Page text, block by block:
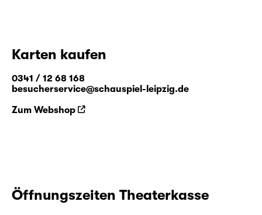
Karten kaufen
0341 / 12 68 168
besucherservice@schauspiel-leipzig.de
Zum Webshop
Öffnungszeiten Theaterkasse